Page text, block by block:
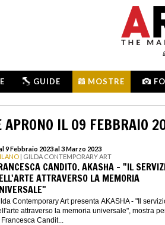
GUIDE MOSTRE
APRONO IL 09 FEBBRAIO
9 Febbraio 2023 al 3 Marzo 2023
| GILDA CONTEMPORARY ART
CANDITO. AKASHA - "IL
ATTRAVERSO LA MEMORIA
Contemporary Art presenta AKASHA - "Il
attraverso la memoria universale", mostra
Candit...